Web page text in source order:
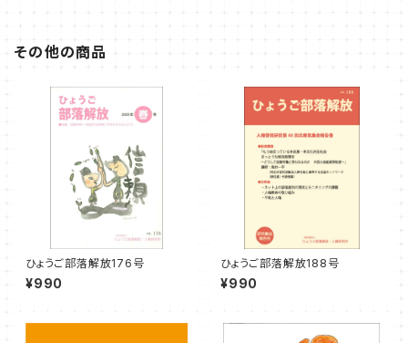
その他の商品
ひょうご部落解放176号
¥990
ひょうご部落解放188号
¥990